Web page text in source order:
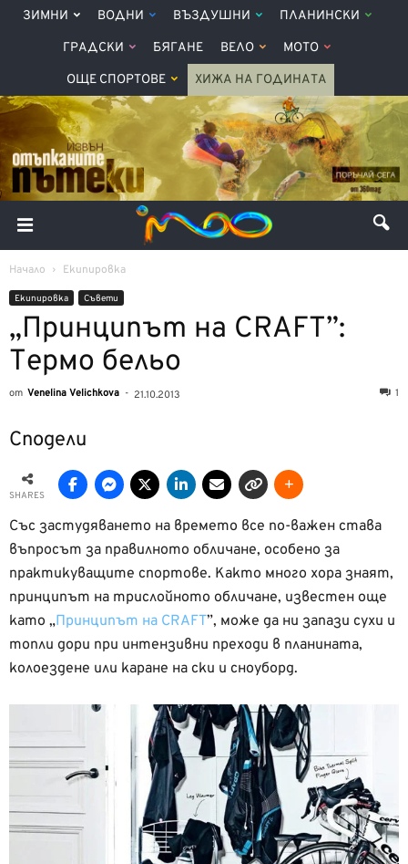
ЗИМНИ ВОДНИ ВЪЗДУШНИ ПЛАНИНСКИ
ГРАДСКИ БЯГАНЕ ВЕЛО МОТО
ОЩЕ СПОРТОВЕ ХИЖА НА ГОДИНАТА
Начало Екипировка
Екипировка Съвети
„Принципът на CRAFT”:
Термо бельо
от Venelina Velichkova - 21.10.2013 1
Сподели
SHARES
Със застудяването на времето все по-важен става
въпросът за правилното обличане, особено за
практикуващите спортове. Както много хора знаят,
принципът на трислойното обличане, известен още
като „Принципът на CRAFT”, може да ни запази сухи и
топли дори при интензивни преходи в планината,
колоездене или каране на ски и сноуборд.